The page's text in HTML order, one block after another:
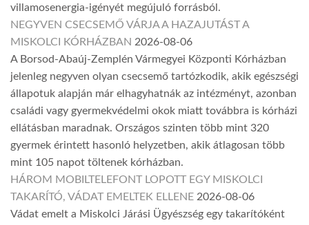
villamosenergia-igényét megújuló forrásból.
NEGYVEN CSECSEMŐ VÁRJA A HAZAJUTÁST A
MISKOLCI KÓRHÁZBAN 2026-08-06
A Borsod-Abaúj-Zemplén Vármegyei Központi Kórházban
jelenleg negyven olyan csecsemő tartózkodik, akik egészségi
állapotuk alapján már elhagyhatnák az intézményt, azonban
családi vagy gyermekvédelmi okok miatt továbbra is kórházi
ellátásban maradnak. Országos szinten több mint 320
gyermek érintett hasonló helyzetben, akik átlagosan több
mint 105 napot töltenek kórházban.
HÁROM MOBILTELEFONT LOPOTT EGY MISKOLCI
TAKARÍTÓ, VÁDAT EMELTEK ELLENE 2026-08-06
Vádat emelt a Miskolci Járási Ügyészség egy takarítóként